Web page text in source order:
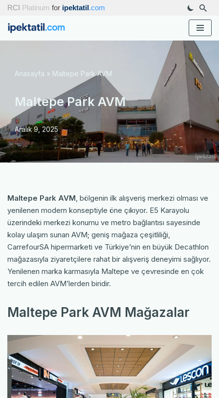
İçeriğe
geç
RCI Platinum for ipektatil.com
Anasayfa » Maltepe Park AVM
Maltepe Park AVM
Aralık 9, 2025
Maltepe Park AVM , bölgenin ilk alışveriş merkezi olması ve
yenilenen modern konseptiyle öne çıkıyor. E5 Karayolu
üzerindeki merkezi konumu ve metro bağlantısı sayesinde
kolay ulaşım sunan AVM; geniş mağaza çeşitliliği,
CarrefourSA hipermarketi ve Türkiye’nin en büyük Decathlon
mağazasıyla ziyaretçilere rahat bir alışveriş deneyimi sağlıyor.
Yenilenen marka karmasıyla Maltepe ve çevresinde en çok
tercih edilen AVM’lerden biridir.
Maltepe Park AVM Mağazalar